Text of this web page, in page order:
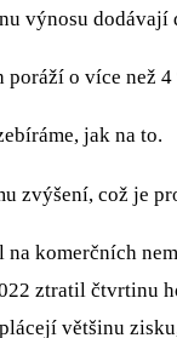
výnosu dodávají
poráží o více než 4
jak na to.
zvýšení, což je
komerčních
ztratil čtvrtinu
většinu